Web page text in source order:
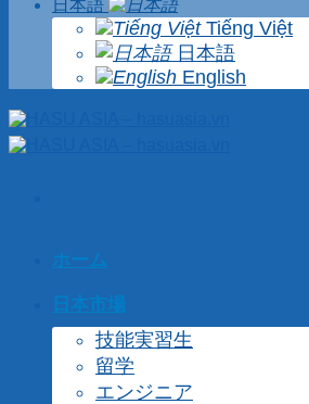
日本語
Tiếng Việt
日本語
English
ホーム
日本市場
技能実習生
留学
エンジニア